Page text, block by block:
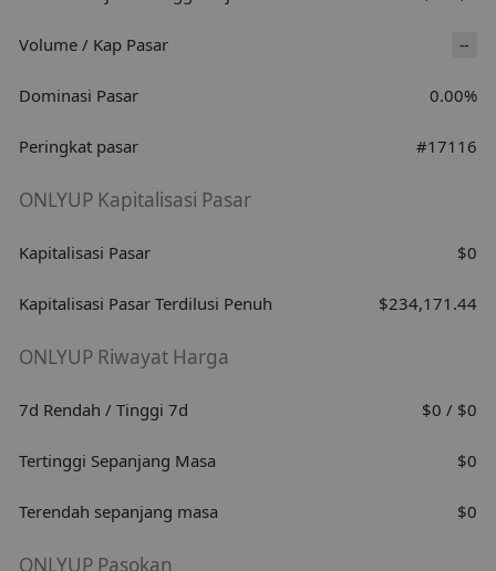
Volume / Kap Pasar --
Dominasi Pasar 0.00%
Peringkat pasar #17116
ONLYUP Kapitalisasi Pasar
Kapitalisasi Pasar $0
Kapitalisasi Pasar Terdilusi Penuh $234,171.44
ONLYUP Riwayat Harga
7d Rendah / Tinggi 7d $0 / $0
Tertinggi Sepanjang Masa $0
Terendah sepanjang masa $0
ONLYUP Pasokan